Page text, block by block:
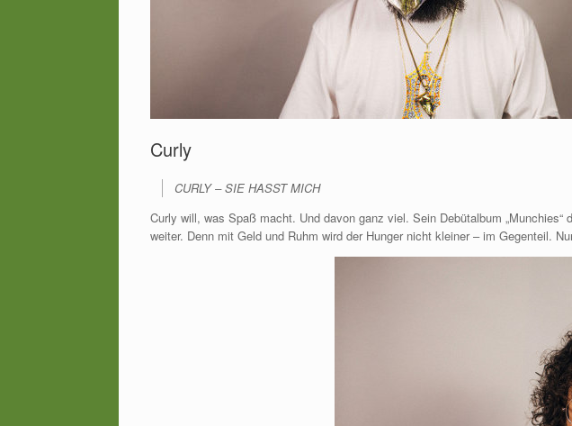
Curly
CURLY – SIE HASST MICH
Curly will, was Spaß macht. Und davon ganz viel. Sein Debütalbum
weiter. Denn mit Geld und Ruhm wird der Hunger nicht kleiner – im Gegenteil.